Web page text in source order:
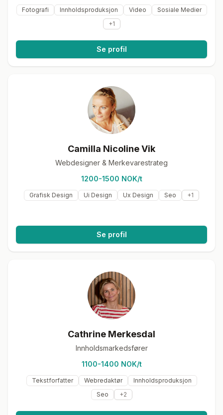
Fotografi Innholdsproduksjon Video
Sosiale Medier
+1
Se profil
Camilla Nicoline Vik
Webdesigner & Merkevarestrateg
1200-1500 NOK/t
Grafisk Design Ui Design Ux Design Seo +1
Se profil
Cathrine Merkesdal
Innholdsmarkedsfører
1100-1400 NOK/t
Tekstforfatter Webredaktør
Innholdsproduksjon
Seo
+2